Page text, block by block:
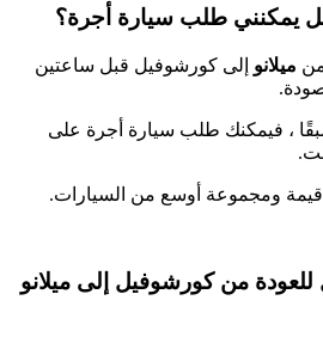
يمكنني طلب سيارة أجرة؟
ميلانو إلى كورشوفيل قبل ساعتين
، فيمكنك طلب سيارة أجرة على
ومجموعة أوسع من السيارات.
للعودة من كورشوفيل إلى ميلانو